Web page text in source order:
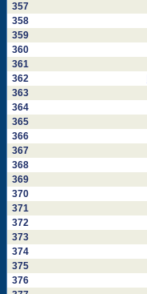
357
358
359
360
361
362
363
364
365
366
367
368
369
370
371
372
373
374
375
376